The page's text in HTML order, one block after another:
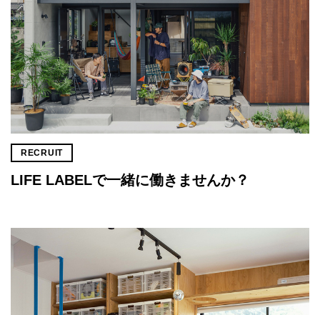
RECRUIT
LIFE LABELで一緒に働きませんか？